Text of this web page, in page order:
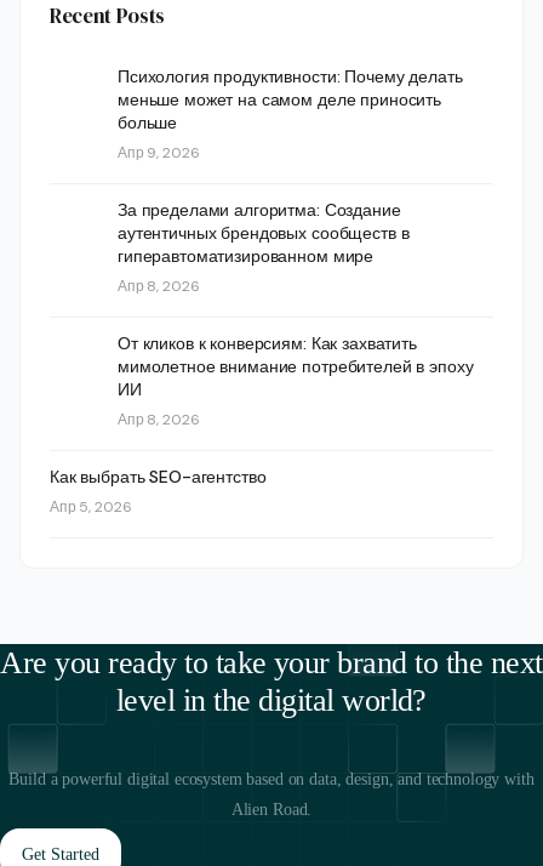
Recent Posts
Психология продуктивности: Почему делать
меньше может на самом деле приносить
больше
Апр 9, 2026
За пределами алгоритма: Создание
аутентичных брендовых сообществ в
гиперавтоматизированном мире
Апр 8, 2026
От кликов к конверсиям: Как захватить
мимолетное внимание потребителей в эпоху
ИИ
Апр 8, 2026
Как выбрать SEO-агентство
Апр 5, 2026
Are you ready to take your brand to the next
level in the digital world?
Build a powerful digital ecosystem based on data, design, and technology with
Alien Road.
Get Started